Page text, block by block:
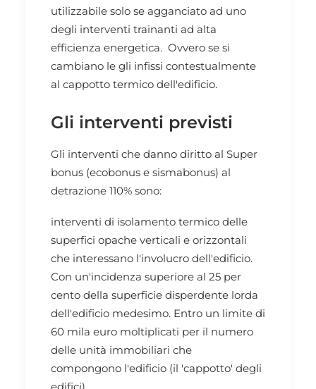
utilizzabile solo se agganciato ad uno
degli interventi trainanti ad alta
efficienza energetica. Ovvero se si
cambiano le gli infissi contestualmente
al cappotto termico dell'edificio.
Gli interventi previsti
Gli interventi che danno diritto al Super
bonus (ecobonus e sismabonus) al
detrazione 110% sono:
interventi di isolamento termico delle
superfici opache verticali e orizzontali
che interessano l'involucro dell'edificio.
Con un'incidenza superiore al 25 per
cento della superficie disperdente lorda
dell'edificio medesimo. Entro un limite di
60 mila euro moltiplicati per il numero
delle unità immobiliari che
compongono l'edificio (il 'cappotto' degli
edifici).